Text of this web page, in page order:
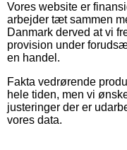
Vores website er
arbejder tæt sammen
Danmark derved at vi
provision under
en handel.
Fakta vedrørende
hele tiden, men vi
justeringer der er
vores data.